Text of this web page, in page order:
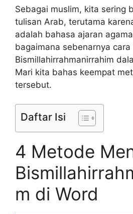
Sebagai muslim, kita sering
tulisan Arab, terutama
adalah bahasa ajaran
bagaimana sebenarnya cara
Bismillahirrahmanirrahim
Mari kita bahas keempat
tersebut.
Daftar Isi
4 Metode
m di Word